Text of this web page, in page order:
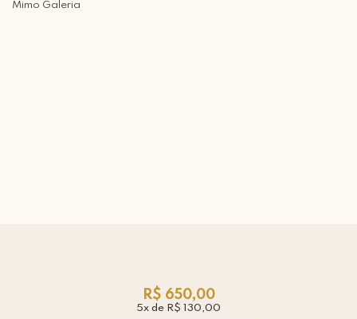
Mimo Galeria
R$ 650,00
5x de R$ 130,00